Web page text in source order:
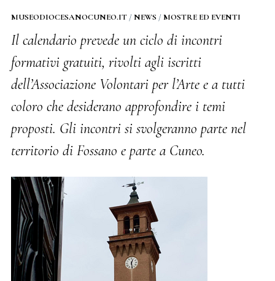
MUSEODIOCESANOCUNEO.IT/NEWS /MOSTRE ED EVENTI
Il calendario prevede un ciclo di incontri
formativi gratuiti, rivolti agli iscritti
dell’Associazione Volontari per l’Arte e a tutti
coloro che desiderano approfondire i temi
proposti. Gli incontri si svolgeranno parte nel
territorio di Fossano e parte a Cuneo.